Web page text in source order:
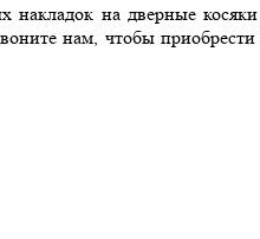
на дверные
нам, чтобы